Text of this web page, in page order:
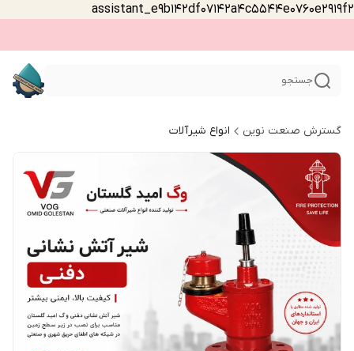
assistant_e9b142df07142a4c5544e0760e2919f2
جستجو
گسترش صنعت نوین انواع شیرآلات